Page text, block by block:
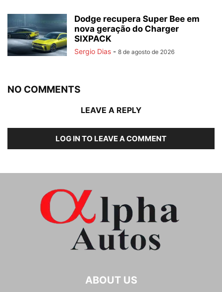
Dodge recupera Super Bee em
nova geração do Charger
SIXPACK
Sergio Dias - 8 de agosto de 2026
NO COMMENTS
LEAVE A REPLY
LOG IN TO LEAVE A COMMENT
ABOUT US